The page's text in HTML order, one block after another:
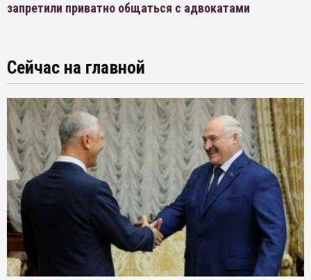
запретили приватно общаться с адвокатами
Сейчас на главной